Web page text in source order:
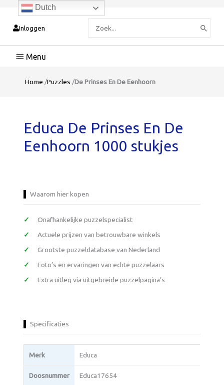
Inloggen
naar:
Hoofdmenu
Home /Puzzles /De Prinses En De Eenhoorn
Educa De Prinses En De
Eenhoorn 1000 stukjes
Waarom hier kopen
Onafhankelijke puzzelspecialist
Actuele prijzen van betrouwbare winkels
Grootste puzzeldatabase van Nederland
Foto’s en ervaringen van echte puzzelaars
Extra uitleg via uitgebreide puzzelpagina’s
Specificaties
Merk Educa
Doosnummer Educa17654
Dutch